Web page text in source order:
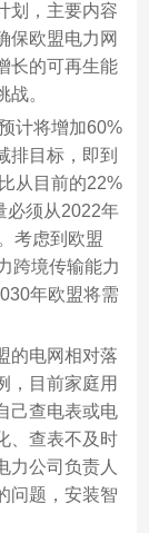
划，主要内容
保欧盟电力网
长的可再生能
。
计将增加60%
排目标，即到
从目前的22%
必须从2022年
考虑到欧盟
跨境传输能力
年欧盟将需
的电网相对落
，目前家庭用
己查电表或电
、查表不及时
力公司负责人
问题，安装智